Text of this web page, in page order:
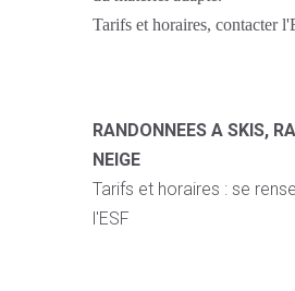
Tarifs et horaires, contacter
RANDONNEES A SKIS,
NEIGE
Tarifs et horaires : se
l'ESF